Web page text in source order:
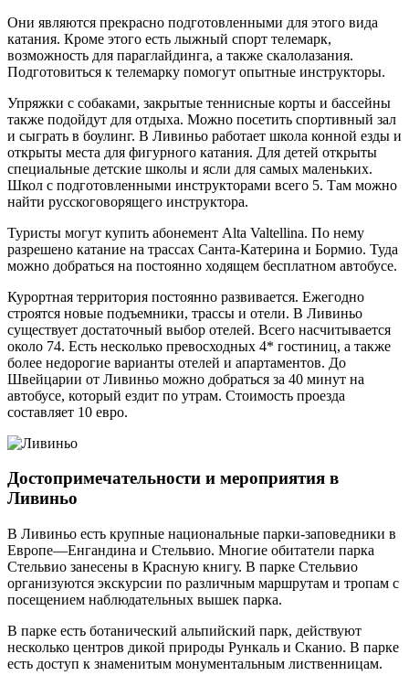
Они являются прекрасно подготовленными для этого вида
катания. Кроме этого есть лыжный спорт телемарк,
возможность для параглайдинга, а также скалолазания.
Подготовиться к телемарку помогут опытные инструкторы.
Упряжки с собаками, закрытые теннисные корты и бассейны
также подойдут для отдыха. Можно посетить спортивный зал
и сыграть в боулинг. В Ливиньо работает школа конной езды и
открыты места для фигурного катания. Для детей открыты
специальные детские школы и ясли для самых маленьких.
Школ с подготовленными инструкторами всего 5. Там можно
найти русскоговорящего инструктора.
Туристы могут купить абонемент Alta Valtellina. По нему
разрешено катание на трассах Санта-Катерина и Бормио. Туда
можно добраться на постоянно ходящем бесплатном автобусе.
Курортная территория постоянно развивается. Ежегодно
строятся новые подъемники, трассы и отели. В Ливиньо
существует достаточный выбор отелей. Всего насчитывается
около 74. Есть несколько превосходных 4* гостиниц, а также
более недорогие варианты отелей и апартаментов. До
Швейцарии от Ливиньо можно добраться за 40 минут на
автобусе, который ездит по утрам. Стоимость проезда
составляет 10 евро.
Достопримечательности и мероприятия в
Ливиньо
В Ливиньо есть крупные национальные парки-заповедники в
Европе—Енгандина и Стельвио. Многие обитатели парка
Стельвио занесены в Красную книгу. В парке Стельвио
организуются экскурсии по различным маршрутам и тропам с
посещением наблюдательных вышек парка.
В парке есть ботанический альпийский парк, действуют
несколько центров дикой природы Рункаль и Сканио. В парке
есть доступ к знаменитым монументальным лиственницам.